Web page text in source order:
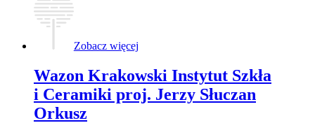
Zobacz więcej
Wazon Krakowski Instytut Szkła
i Ceramiki proj. Jerzy Słuczan
Orkusz